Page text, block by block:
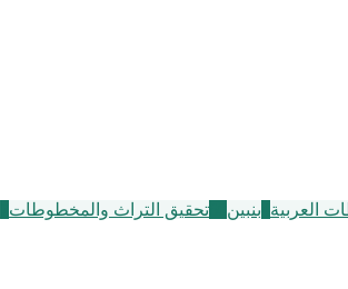
العربية بنبين تحقيق التراث والمخطوطات